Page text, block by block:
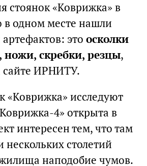
стоянок «Коврижка» в
в одном месте нашли
это осколки
ножи, скребки, резцы,
сайте ИРНИТУ.
«Коврижка» исследуют
4» открыта в
интересен тем, что там
столетий
наподобие чумов.